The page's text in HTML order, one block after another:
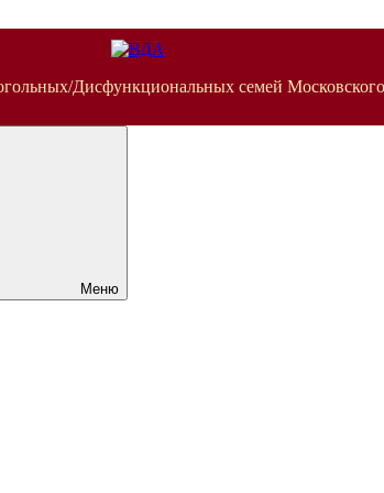
Дисфункциональных семей
Меню